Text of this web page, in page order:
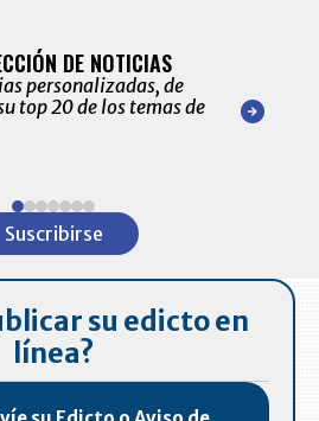
DE NOTICIAS
personalizadas, de
top 20 de los temas de
de las
Suscribirse
su edicto en
línea?